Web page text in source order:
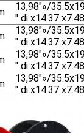
13,98"»/
" di x14.37 x7.48
13,98"»/
" di x14.37 x7.48
13,98"»/
" di x14.37 x7.48
13,98"»/
" di x14.37 x7.48